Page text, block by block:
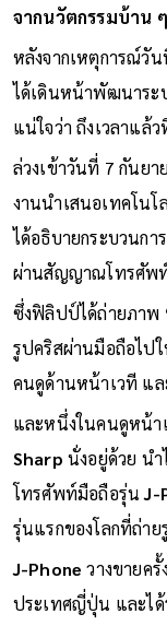
จากนวัตกรรมบ้าน
หลังจากเหตุการณ์วั
ได้เดินหน้าพัฒนาระ
แน่ใจว่า ถึงเวลาแล้
ล่วงเข้าวันที่ 7 กันย
งานนำเสนอเทคโน
ได้อธิบายกระบวนก
ผ่านสัญญาณโทรศัพ
ซึ่งฟิลิปป์ได้ถ่ายภาพ
รูปคริสผ่านมือถือไปใ
คนดูด้านหน้าเวที แล
และหนึ่งในคนดูหน้า
Sharp นั่งอยู่ด้วย น
โทรศัพท์มือถือรุ่นJ-
รุ่นแรกของโลกที่ถ่าย
J-Phoneวางขายค
ประเทศญี่ปุ่น และได้